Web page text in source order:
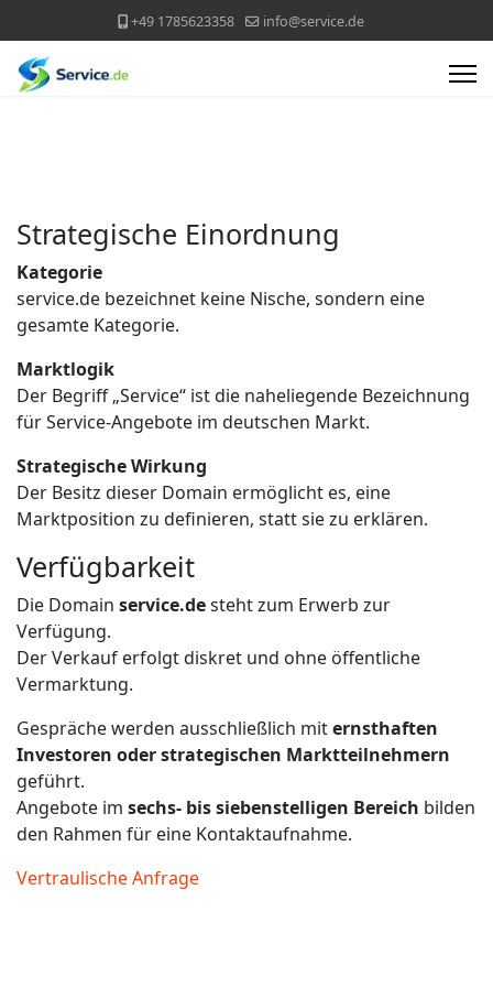
+49 1785623358 info@service.de
Strategische Einordnung
Kategorie
service.de bezeichnet keine Nische, sondern eine
gesamte Kategorie.
Marktlogik
Der Begriff „Service“ ist die naheliegende Bezeichnung
für Service-Angebote im deutschen Markt.
Strategische Wirkung
Der Besitz dieser Domain ermöglicht es, eine
Marktposition zu definieren, statt sie zu erklären.
Verfügbarkeit
Die Domain service.desteht zum Erwerb zur
Verfügung.
Der Verkauf erfolgt diskret und ohne öffentliche
Vermarktung.
Gespräche werden ausschließlich miternsthaften
Investoren oder strategischen Marktteilnehmern
geführt.
Angebote im sechs- bis siebenstelligen Bereich bilden
den Rahmen für eine Kontaktaufnahme.
Vertraulische Anfrage